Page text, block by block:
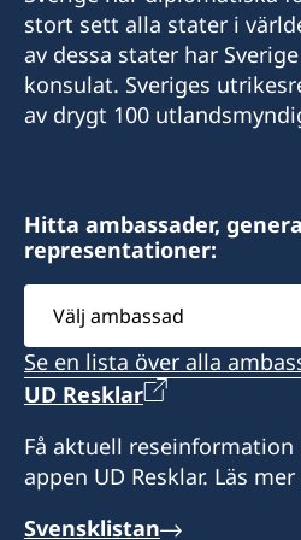
YOO, Chang Jong
LEE, Youkyeong
Honorärkonsul
SUN, Kyung-hoon
Gwangju,
Honorärkonsul
SONO International
Vivaldi Park
1290-14 Palbong-ri, Seo-
Hongcheon-gun
Honorärkonsul
SEO, Kyungsun
Tel.: +82-2-7760015
401,11 Gwangjang-ro
Bupyeong-gu
Incheon
LEE, Sang-Kyun
stort sett alla stater i
av dessa stater har
konsulat. Sveriges
av drygt 100
Hitta ambassader,
representationer:
Välj
ambassad
Se en lista över alla
UD Resklar
Få aktuell
appen UD Resklar. Läs
Svensklistan